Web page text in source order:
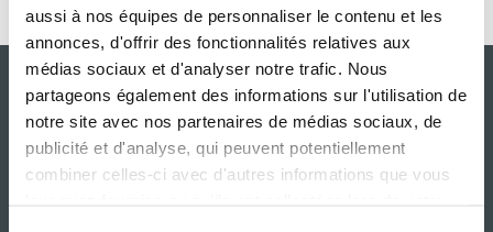
aussi à nos équipes de personnaliser le contenu et les
annonces, d'offrir des fonctionnalités relatives aux
médias sociaux et d'analyser notre trafic. Nous
partageons également des informations sur l'utilisation de
notre site avec nos partenaires de médias sociaux, de
publicité et d'analyse, qui peuvent potentiellement
combiner celles-ci avec d'autres informations que vous